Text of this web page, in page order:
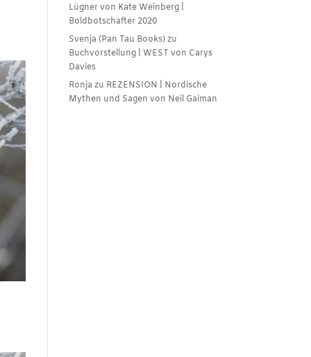
Lügner von Kate Weinberg |
Boldbotschafter 2020
Svenja (Pan Tau Books)zu
Buchvorstellung | WEST von Carys
Davies
Ronja zu REZENSION | Nordische
Mythen und Sagen von Neil Gaiman